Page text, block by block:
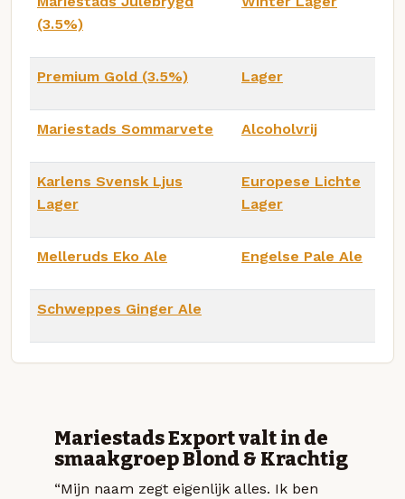
(3.5%)
Premium Gold (3.5%) Lager
Mariestads Sommarvete Alcoholvrij
Karlens Svensk Ljus
Lager
Europese Lichte
Lager
Melleruds Eko Ale Engelse Pale Ale
Schweppes Ginger Ale
Mariestads Export valt in de
smaakgroep Blond & Krachtig
“Mijn naam zegt eigenlijk alles. Ik ben